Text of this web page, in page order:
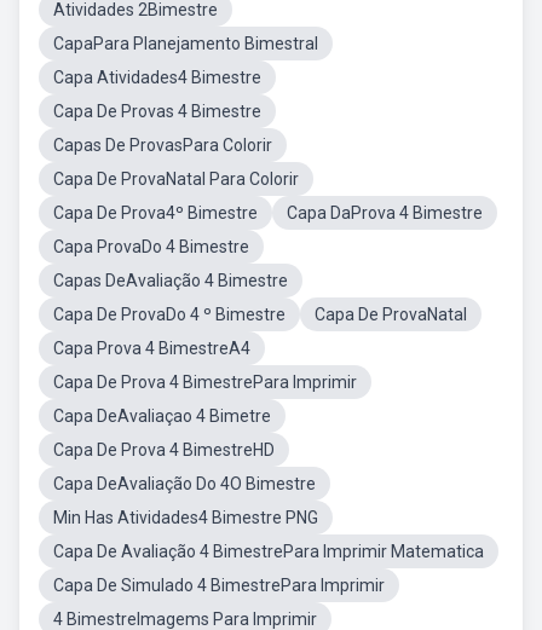
Atividades 2Bimestre
CapaPara Planejamento Bimestral
Capa Atividades4 Bimestre
Capa De Provas 4 Bimestre
Capas De ProvasPara Colorir
Capa De ProvaNatal Para Colorir
Capa De Prova4º Bimestre
Capa DaProva 4 Bimestre
Capa ProvaDo 4 Bimestre
Capas DeAvaliação 4 Bimestre
Capa De ProvaDo 4 º Bimestre
Capa De ProvaNatal
Capa Prova 4 BimestreA4
Capa De Prova 4 BimestrePara Imprimir
Capa DeAvaliaçao 4 Bimetre
Capa De Prova 4 BimestreHD
Capa DeAvaliação Do 4O Bimestre
Min Has Atividades4 Bimestre PNG
Capa De Avaliação 4 BimestrePara Imprimir Matematica
Capa De Simulado 4 BimestrePara Imprimir
4 BimestreImagems Para Imprimir